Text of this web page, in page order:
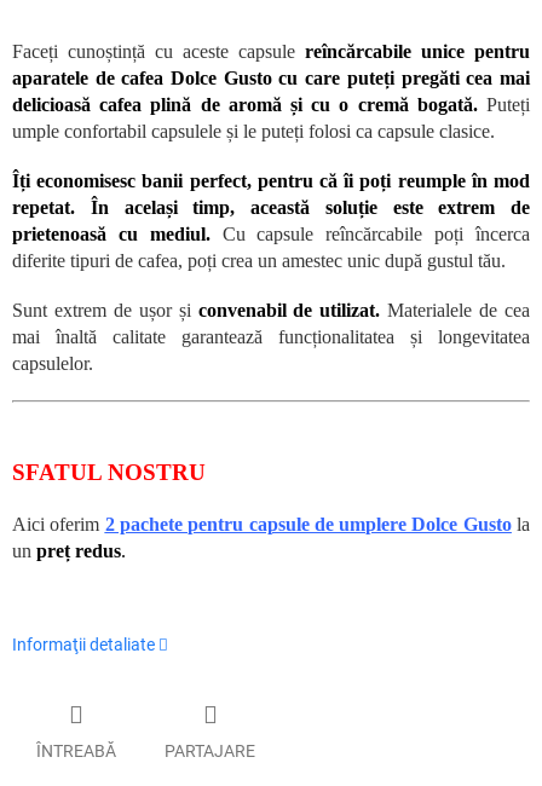
Faceți cunoștință cu aceste capsule reîncărcabile unice pentru
aparatele de cafea Dolce Gusto cu care puteți pregăti cea mai
delicioasă cafea plină de aromă și cu o cremă bogată.Puteți
umple confortabil capsulele și le puteți folosi ca capsule clasice.
Îți economisesc banii perfect, pentru că îi poți reumple în mod
repetat. În același timp, această soluție este extrem de
prietenoasă cu mediul.Cu capsule reîncărcabile poți încerca
diferite tipuri de cafea, poți crea un amestec unic după gustul tău.
Sunt extrem de ușor și convenabil de utilizat. Materialele de cea
mai înaltă calitate garantează funcționalitatea și longevitatea
capsulelor.
SFATUL NOSTRU
Aici oferim 2 pachete pentru capsule de umplere Dolce Gustola
un preț redus.
Informaţii detaliate
ÎNTREABĂ PARTAJARE